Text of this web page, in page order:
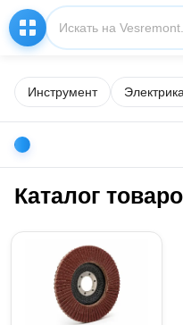
Инструмент
Каталог